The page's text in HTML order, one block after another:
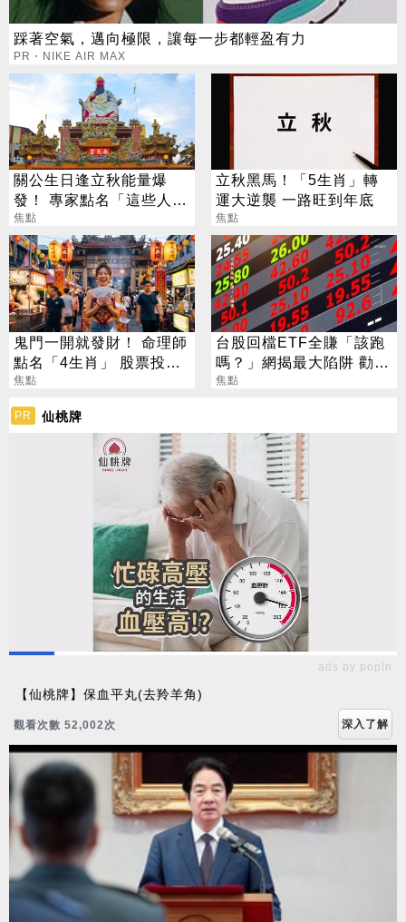
踩著空氣，邁向極限，讓每一步都輕盈有力
PR・NIKE AIR MAX
關公生日逢立秋能量爆
發！ 專家點名「這些人」
別亂拜
焦點
立秋黑馬！「5生肖」轉
運大逆襲 一路旺到年底
焦點
鬼門一開就發財！ 命理師
點名「4生肖」 股票投資
大翻身
焦點
台股回檔ETF全賺「該跑
嗎？」網揭最大陷阱 勸調
節1類股
焦點
PR 仙桃牌
ads by popIn
【仙桃牌】保血平丸(去羚羊角)
觀看次數 52,002次 深入了解